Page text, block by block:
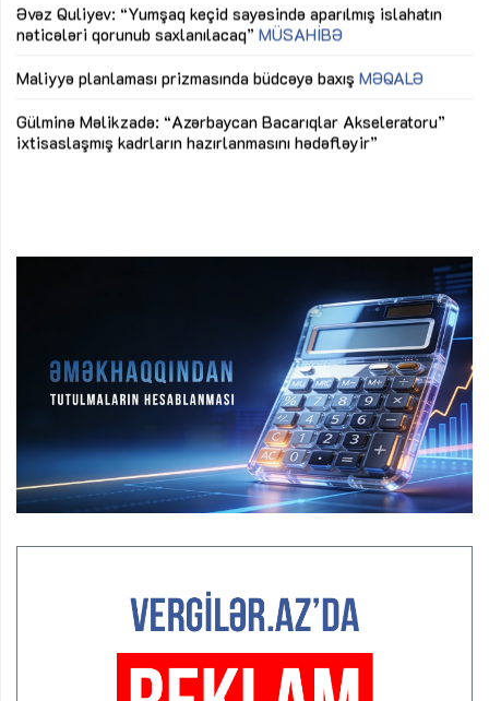
Əvəz Quliyev: “Yumşaq keçid sayəsində aparılmış islahatın
nəticələri qorunub saxlanılacaq” MÜSAHİBƏ
Maliyyə planlaması prizmasında büdcəyə baxış MƏQALƏ
Gülminə Məlikzadə: “Azərbaycan Bacarıqlar Akseleratoru”
ixtisaslaşmış kadrların hazırlanmasını hədəfləyir”